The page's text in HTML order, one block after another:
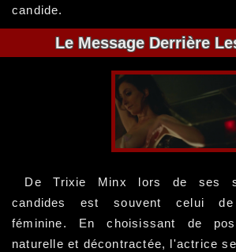
candide.
Le Message Derrière
De Trixie Minx lors de ses
candides est souvent celui de
féminine. En choisissant de
naturelle et décontractée, l'actrice